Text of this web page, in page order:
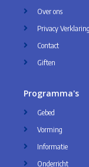
Over ons
Privacy Verklaring
Contact
Giften
Programma's
Gebed
Vorming
Informatie
Onderricht